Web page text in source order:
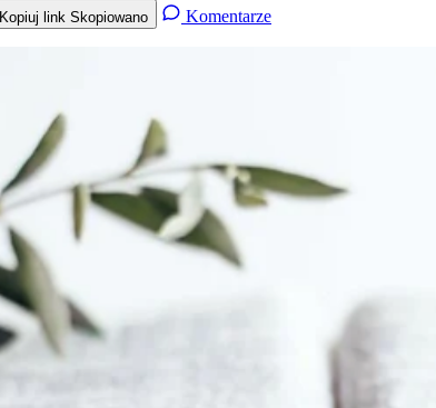
Kopiuj link Skopiowano Komentarze